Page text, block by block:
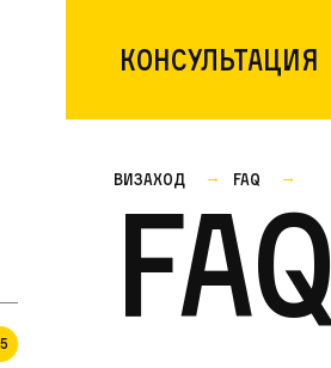
Консультация
Визаход faq
FAQ